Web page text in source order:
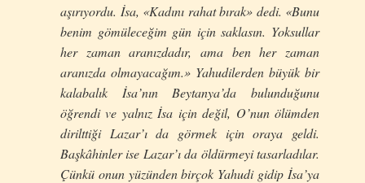
aşırıyordu. İsa, «Kadını rahat bırak» dedi. «Bunu
benim gömüleceğim gün için saklasın. Yoksullar
her zaman aranızdadır, ama ben her zaman
aranızda olmayacağım.» Yahudilerden büyük bir
kalabalık İsa’nın Beytanya’da bulunduğunu
öğrendi ve yalnız İsa için değil, O’nun ölümden
dirilttiği Lazar’ı da görmek için oraya geldi.
Başkâhinler ise Lazar’ı da öldürmeyi tasarladılar.
Çünkü onun yüzünden birçok Yahudi gidip İsa’ya